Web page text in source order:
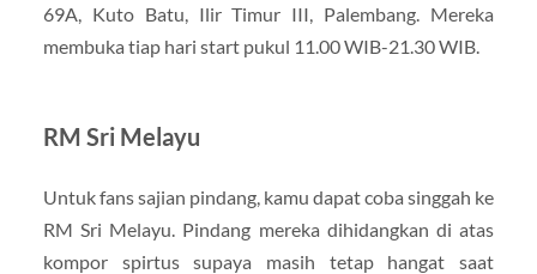
69A, Kuto Batu, Ilir Timur III, Palembang. Mereka
membuka tiap hari start pukul 11.00 WIB-21.30 WIB.
RM Sri Melayu
Untuk fans sajian pindang, kamu dapat coba singgah ke
RM Sri Melayu. Pindang mereka dihidangkan di atas
kompor spirtus supaya masih tetap hangat saat